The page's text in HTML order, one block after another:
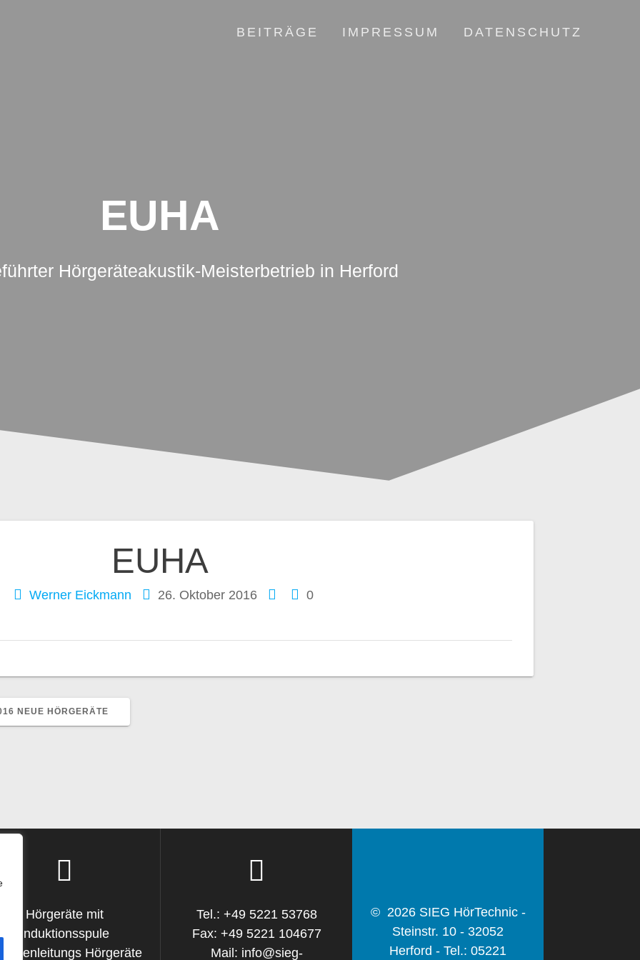
BEITRÄGE IMPRESSUM DATENSCHUTZ
EUHA
Hörgeräteakustik-Meisterbetrieb in Herford
EUHA
Werner Eickmann 26. Oktober 2016 0
NEUE HÖRGERÄTE
Hörgeräte mit
Induktionsspule
Hörgeräte
Tel.: +49 5221 53768
Fax: +49 5221 104677
Mail: info@sieg-
© 2026 SIEG HörTechnic -
Steinstr. 10 - 32052
Herford - Tel.: 05221